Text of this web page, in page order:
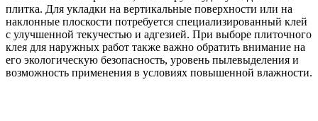
плитка. Для укладки на вертикальные поверхности или на
наклонные плоскости потребуется специализированный клей
с улучшенной текучестью и адгезией. При выборе плиточного
клея для наружных работ также важно обратить внимание на
его экологическую безопасность, уровень пылевыделения и
возможность применения в условиях повышенной влажности.